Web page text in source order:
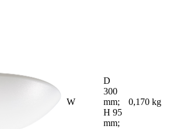
W
D
300
mm;
H 95
mm;
0,170 kg